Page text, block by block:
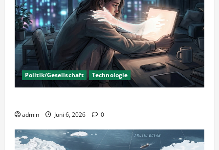
Politik/Gesellschaft Technologie
admin Juni 6, 2026 0